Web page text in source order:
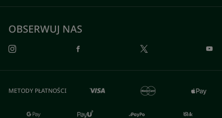
OBSERWUJ NAS
METODY PŁATNOŚCI